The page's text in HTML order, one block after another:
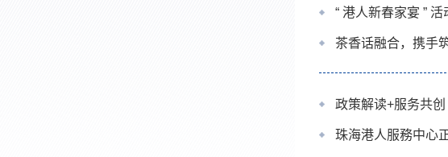
“ 港人新春家宴 ”
茶香话融合，携手
政策解读+服务共
珠海港人服務中心